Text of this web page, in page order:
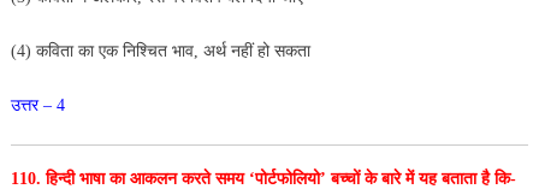
(4) कविता का एक निश्चित भाव, अर्थ नहीं हो सकता
उत्तर – 4
110. हिन्दी भाषा का आकलन करते समय ‘पोर्टफोलियो’ बच्चोंके बारे में यह बताता है कि-